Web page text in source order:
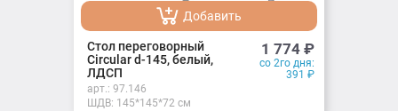
Добавить
Добавлено
Стол переговорный
Circular d-145, белый,
ЛДСП
1 774 ₽
со 2го дня:
391 ₽
арт.: 97.146
ШДВ: 145*145*72 см